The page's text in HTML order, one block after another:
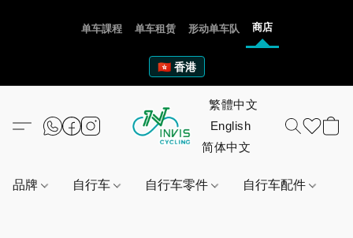
单车課程 单车租赁 形动单车队 商店
🇭🇰 香港
品牌 自行车 自行车零件 自行车配件